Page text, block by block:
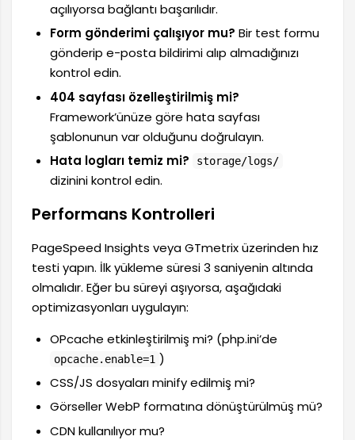
açılıyorsa bağlantı başarılıdır.
Form gönderimi çalışıyor mu? Bir test formu
gönderip e-posta bildirimi alıp almadığınızı
kontrol edin.
404 sayfası özelleştirilmiş mi?
Framework’ünüze göre hata sayfası
şablonunun var olduğunu doğrulayın.
Hata logları temiz mi?
storage/logs/
dizinini kontrol edin.
Performans Kontrolleri
PageSpeed Insights veya GTmetrix üzerinden hız
testi yapın. İlk yükleme süresi 3 saniyenin altında
olmalıdır. Eğer bu süreyi aşıyorsa, aşağıdaki
optimizasyonları uygulayın:
OPcache etkinleştirilmiş mi? (php.ini’de
opcache.enable=1 )
CSS/JS dosyaları minify edilmiş mi?
Görseller WebP formatına dönüştürülmüş mü?
CDN kullanılıyor mu?